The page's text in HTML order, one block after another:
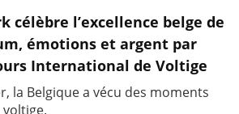
célèbre l’excellence belge de
émotions et argent par
International de Voltige
la Belgique a vécu des moments